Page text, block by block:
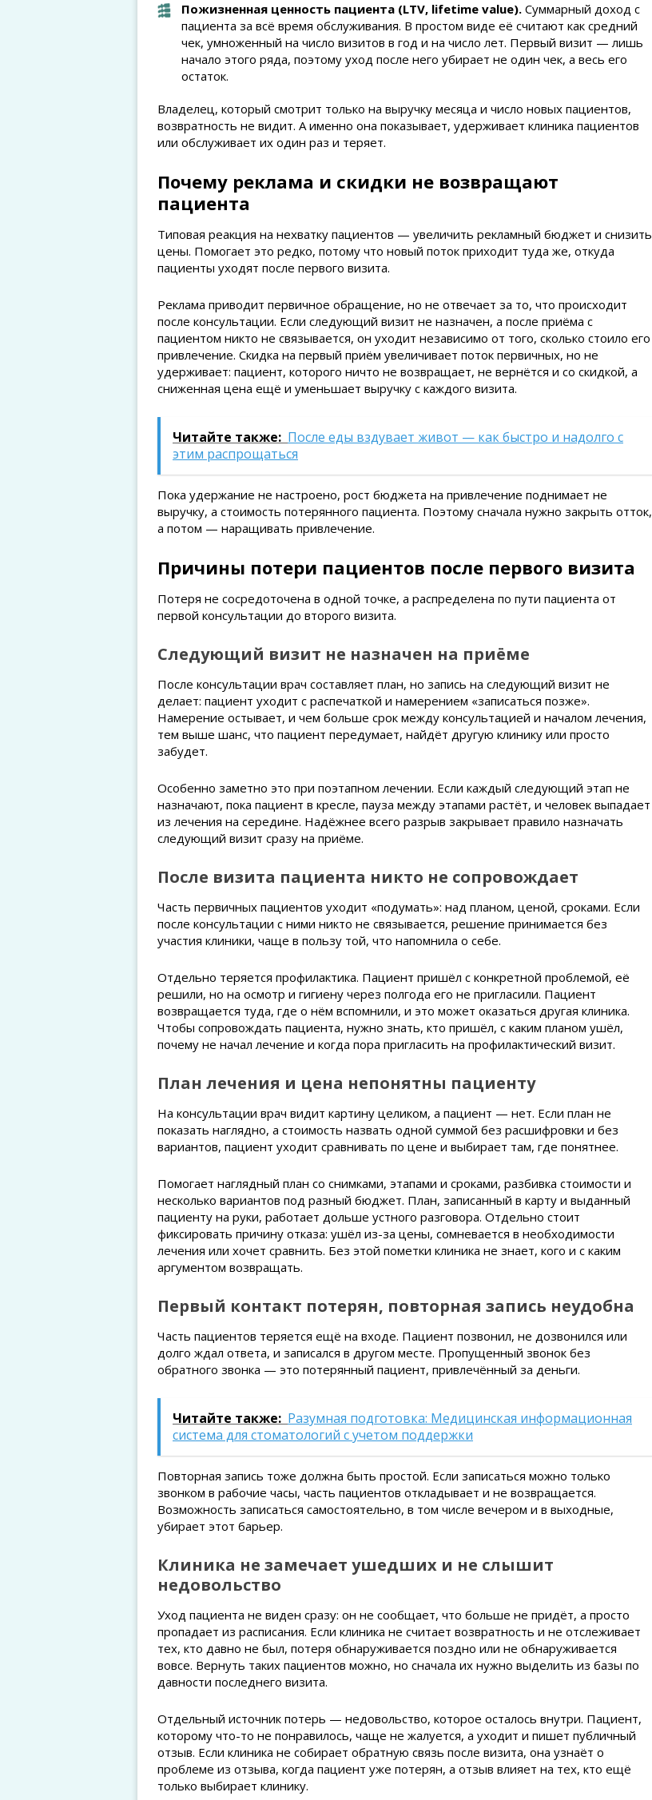
Пожизненная ценность пациента (LTV, lifetime value). Суммарный доход с
пациента за всё время обслуживания. В простом виде её считают как средний
чек, умноженный на число визитов в год и на число лет. Первый визит — лишь
начало этого ряда, поэтому уход после него убирает не один чек, а весь его
остаток.
Владелец, который смотрит только на выручку месяца и число новых пациентов,
возвратность не видит. А именно она показывает, удерживает клиника пациентов
или обслуживает их один раз и теряет.
Почему реклама и скидки не возвращают
пациента
Типовая реакция на нехватку пациентов — увеличить рекламный бюджет и снизить
цены. Помогает это редко, потому что новый поток приходит туда же, откуда
пациенты уходят после первого визита.
Реклама приводит первичное обращение, но не отвечает за то, что происходит
после консультации. Если следующий визит не назначен, а после приёма с
пациентом никто не связывается, он уходит независимо от того, сколько стоило его
привлечение. Скидка на первый приём увеличивает поток первичных, но не
удерживает: пациент, которого ничто не возвращает, не вернётся и со скидкой, а
сниженная цена ещё и уменьшает выручку с каждого визита.
Читайте также: После еды вздувает живот — как быстро и надолго с
этим распрощаться
Пока удержание не настроено, рост бюджета на привлечение поднимает не
выручку, а стоимость потерянного пациента. Поэтому сначала нужно закрыть отток,
а потом — наращивать привлечение.
Причины потери пациентов после первого визита
Потеря не сосредоточена в одной точке, а распределена по пути пациента от
первой консультации до второго визита.
Следующий визит не назначен на приёме
После консультации врач составляет план, но запись на следующий визит не
делает: пациент уходит с распечаткой и намерением «записаться позже».
Намерение остывает, и чем больше срок между консультацией и началом лечения,
тем выше шанс, что пациент передумает, найдёт другую клинику или просто
забудет.
Особенно заметно это при поэтапном лечении. Если каждый следующий этап не
назначают, пока пациент в кресле, пауза между этапами растёт, и человек выпадает
из лечения на середине. Надёжнее всего разрыв закрывает правило назначать
следующий визит сразу на приёме.
После визита пациента никто не сопровождает
Часть первичных пациентов уходит «подумать»: над планом, ценой, сроками. Если
после консультации с ними никто не связывается, решение принимается без
участия клиники, чаще в пользу той, что напомнила о себе.
Отдельно теряется профилактика. Пациент пришёл с конкретной проблемой, её
решили, но на осмотр и гигиену через полгода его не пригласили. Пациент
возвращается туда, где о нём вспомнили, и это может оказаться другая клиника.
Чтобы сопровождать пациента, нужно знать, кто пришёл, с каким планом ушёл,
почему не начал лечение и когда пора пригласить на профилактический визит.
План лечения и цена непонятны пациенту
На консультации врач видит картину целиком, а пациент — нет. Если план не
показать наглядно, а стоимость назвать одной суммой без расшифровки и без
вариантов, пациент уходит сравнивать по цене и выбирает там, где понятнее.
Помогает наглядный план со снимками, этапами и сроками, разбивка стоимости и
несколько вариантов под разный бюджет. План, записанный в карту и выданный
пациенту на руки, работает дольше устного разговора. Отдельно стоит
фиксировать причину отказа: ушёл из-за цены, сомневается в необходимости
лечения или хочет сравнить. Без этой пометки клиника не знает, кого и с каким
аргументом возвращать.
Первый контакт потерян, повторная запись неудобна
Часть пациентов теряется ещё на входе. Пациент позвонил, не дозвонился или
долго ждал ответа, и записался в другом месте. Пропущенный звонок без
обратного звонка — это потерянный пациент, привлечённый за деньги.
Читайте также: Разумная подготовка: Медицинская информационная
система для стоматологий с учетом поддержки
Повторная запись тоже должна быть простой. Если записаться можно только
звонком в рабочие часы, часть пациентов откладывает и не возвращается.
Возможность записаться самостоятельно, в том числе вечером и в выходные,
убирает этот барьер.
Клиника не замечает ушедших и не слышит
недовольство
Уход пациента не виден сразу: он не сообщает, что больше не придёт, а просто
пропадает из расписания. Если клиника не считает возвратность и не отслеживает
тех, кто давно не был, потеря обнаруживается поздно или не обнаруживается
вовсе. Вернуть таких пациентов можно, но сначала их нужно выделить из базы по
давности последнего визита.
Отдельный источник потерь — недовольство, которое осталось внутри. Пациент,
которому что-то не понравилось, чаще не жалуется, а уходит и пишет публичный
отзыв. Если клиника не собирает обратную связь после визита, она узнаёт о
проблеме из отзыва, когда пациент уже потерян, а отзыв влияет на тех, кто ещё
только выбирает клинику.